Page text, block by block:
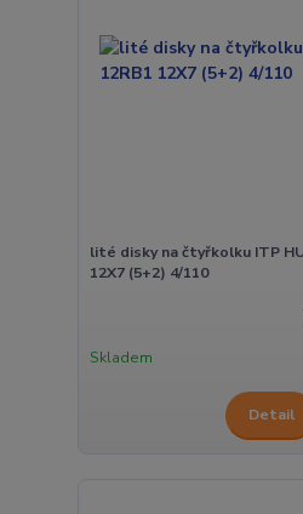
lité disky na čtyřkolku ITP
12X7 (5+2) 4/110
Skladem
Detail